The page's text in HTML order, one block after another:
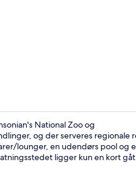
National Zoo og
og der serveres regionale
lounger, en udendørs pool og
ligger kun en kort